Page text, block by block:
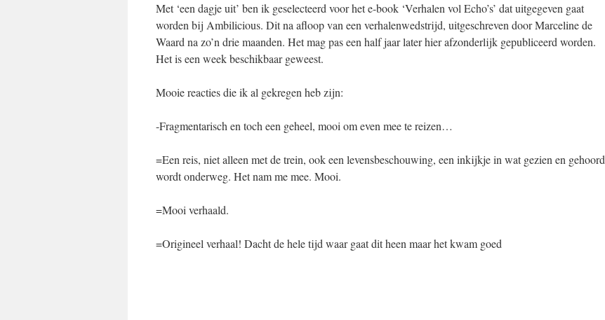
Met ‘een dagje uit’ ben ik geselecteerd voor het e-book ‘Verhalen vol Echo’s’ dat uitgegeven gaat
worden bij Ambilicious. Dit na afloop van een verhalenwedstrijd, uitgeschreven door Marceline de
Waard na zo’n drie maanden. Het mag pas een half jaar later hier afzonderlijk gepubliceerd worden.
Het is een week beschikbaar geweest.
Mooie reacties die ik al gekregen heb zijn:
-Fragmentarisch en toch een geheel, mooi om even mee te reizen…
=Een reis, niet alleen met de trein, ook een levensbeschouwing, een inkijkje in wat gezien en gehoord
wordt onderweg. Het nam me mee. Mooi.
=Mooi verhaald.
=Origineel verhaal! Dacht de hele tijd waar gaat dit heen maar het kwam goed